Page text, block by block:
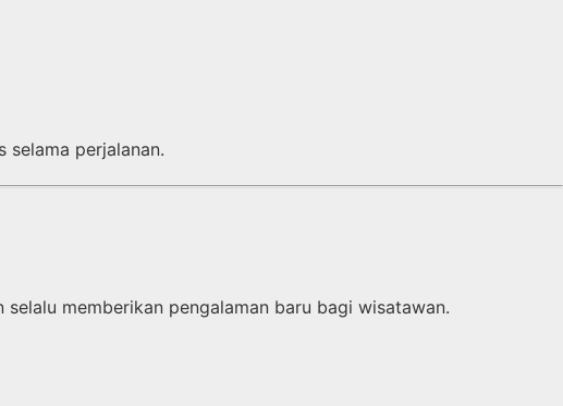
selama perjalanan.
memberikan pengalaman baru bagi wisatawan.